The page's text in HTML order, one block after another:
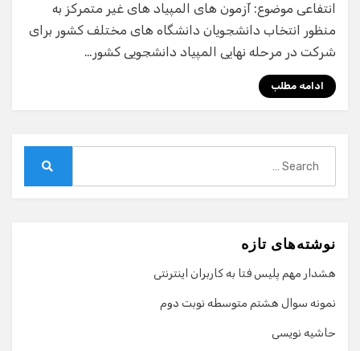
انتفاعی موضوع: آزمون های المپیاد های غیر متمرکز به
منظور انتخاب دانشجویان دانشگاه های مختلف کشور برای
شرکت در مرحله نهایی المپیاد دانشجویی کشور…
ادامه مطلب
نوشته‌های تازه
هشدار مهم پلیس فتا به کاربران اینترنتی
نمونه سوال هشتم متوسطه نوبت دوم
حاشیه نویسی